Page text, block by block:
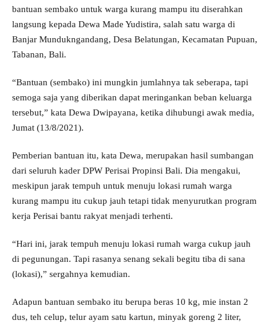
bantuan sembako untuk warga kurang mampu itu diserahkan
langsung kepada Dewa Made Yudistira, salah satu warga di
Banjar Mundukngandang, Desa Belatungan, Kecamatan Pupuan,
Tabanan, Bali.
“Bantuan (sembako) ini mungkin jumlahnya tak seberapa, tapi
semoga saja yang diberikan dapat meringankan beban keluarga
tersebut,” kata Dewa Dwipayana, ketika dihubungi awak media,
Jumat (13/8/2021).
Pemberian bantuan itu, kata Dewa, merupakan hasil sumbangan
dari seluruh kader DPW Perisai Propinsi Bali. Dia mengakui,
meskipun jarak tempuh untuk menuju lokasi rumah warga
kurang mampu itu cukup jauh tetapi tidak menyurutkan program
kerja Perisai bantu rakyat menjadi terhenti.
“Hari ini, jarak tempuh menuju lokasi rumah warga cukup jauh
di pegunungan. Tapi rasanya senang sekali begitu tiba di sana
(lokasi),” sergahnya kemudian.
Adapun bantuan sembako itu berupa beras 10 kg, mie instan 2
dus, teh celup, telur ayam satu kartun, minyak goreng 2 liter,